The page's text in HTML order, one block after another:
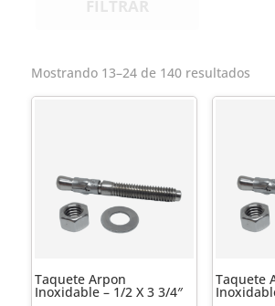
Mostrando 13–24 de 140 resultados
Taquete Arpon
Inoxidable – 1/2 X 3 3/4″
Taquete